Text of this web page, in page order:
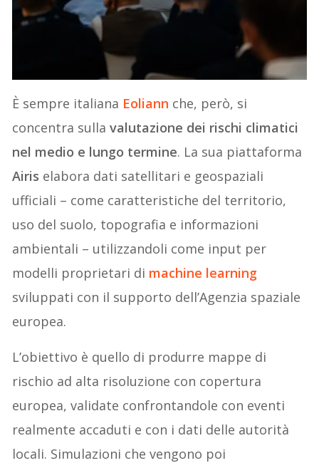
È sempre italiana Eoliann che, però, si
concentra sullavalutazione dei rischi climatici
nel medio e lungo termine. La sua piattaforma
Airis elabora dati satellitari e geospaziali
ufficiali – come caratteristiche del territorio,
uso del suolo, topografia e informazioni
ambientali – utilizzandoli come input per
modelli proprietari di machine learning
sviluppati con il supporto dell’Agenzia spaziale
europea.
L’obiettivo è quello di produrre mappe di
rischio ad alta risoluzione con copertura
europea, validate confrontandole con eventi
realmente accaduti e con i dati delle autorità
locali. Simulazioni che vengono poi